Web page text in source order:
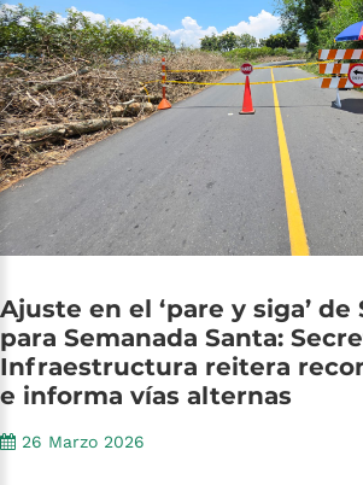
Ajuste en el ‘pare y siga’ de
para Semanada Santa:
Infraestructura reitera
e informa vías alternas
26 Marzo 2026